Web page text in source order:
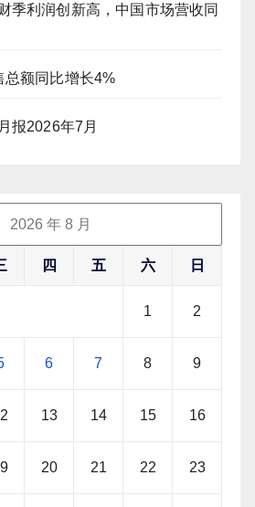
季利润创新高，中国市场营收同
总额同比增长4%
报2026年7月
2026 年 8 月
四 五 六 日
1 2
6 7 8 9
13 14 15 16
20 21 22 23